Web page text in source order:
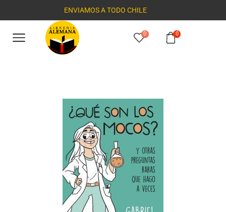
ENVIAMOS A TODO CHILE
0 0